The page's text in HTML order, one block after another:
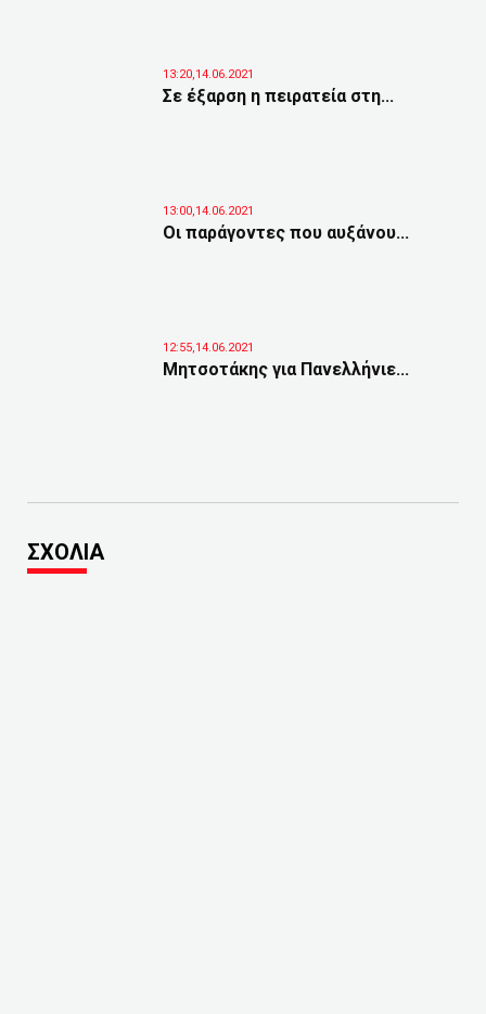
13:20,14.06.2021
Σε έξαρση η πειρατεία στη...
13:00,14.06.2021
Οι παράγοντες που αυξάνου...
12:55,14.06.2021
Μητσοτάκης για Πανελλήνιε...
ΣΧΟΛΙΑ